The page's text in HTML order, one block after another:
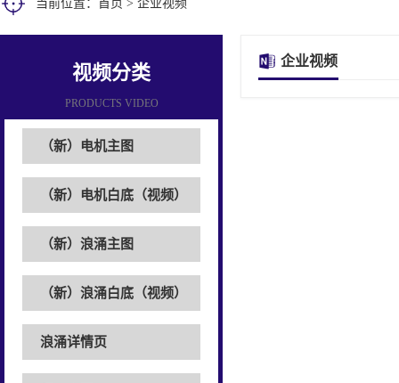
当前位置： 首页 > 企业视频
视频分类
PRODUCTS VIDEO
（新）电机主图
（新）电机白底（视频）
（新）浪涌主图
（新）浪涌白底（视频）
浪涌详情页
企业视频